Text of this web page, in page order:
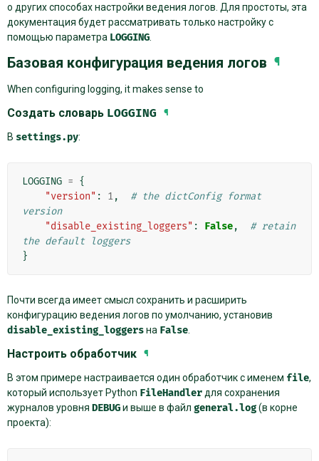
о других способах настройки ведения логов. Для простоты, эта
документация будет рассматривать только настройку с
помощью параметра LOGGING
Базовая конфигурация ведения логов ¶
When configuring logging, it makes sense to
Создать словарь LOGGING ¶
В settings.py:
LOGGING = {
"version" : 1,
# the dictConfig format
version
"disable_existing_loggers" : False,
# retain
the default loggers
}
Почти всегда имеет смысл сохранить и расширить
конфигурацию ведения логов по умолчанию, установив
disable_existing_loggersна False
Настроить обработчик ¶
В этом примере настраивается один обработчик с именем file,
который использует Python FileHandler для сохранения
журналов уровня DEBUGи выше в файл general.log(в корне
проекта):